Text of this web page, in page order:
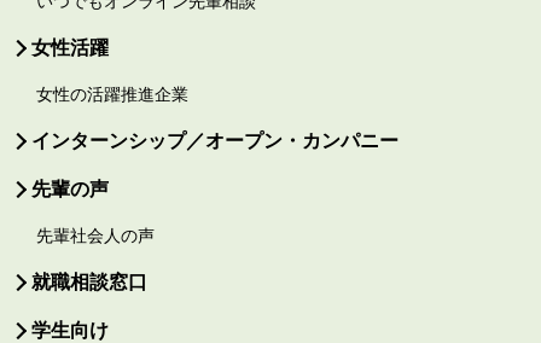
女性活躍
女性の活躍推進企業
インターンシップ／オープン・カンパニー
先輩の声
先輩社会人の声
就職相談窓口
学生向け